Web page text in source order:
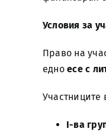
Условия за
Право на
едноесе с
Участниците
I-ва